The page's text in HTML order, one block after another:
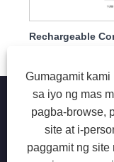
Gumagamit
sa iyo ng mas
pagba-browse,
site at i-
paggamit ng site
Copyright © 2025
Lamp Lamp, Nail